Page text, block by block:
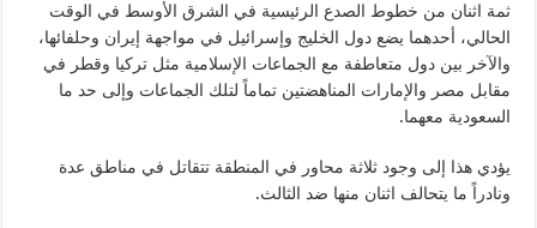
ثمة اثنان من خطوط الصدع الرئيسية في الشرق الأوسط في الوقت
الحالي، أحدهما يضع دول الخليج وإسرائيل في مواجهة إيران وحلفائها،
والآخر بين دول متعاطفة مع الجماعات الإسلامية مثل تركيا وقطر في
مقابل مصر والإمارات المناهضتين تماماً لتلك الجماعات وإلى حد ما
السعودية معهما.
يؤدي هذا إلى وجود ثلاثة محاور في المنطقة تتقاتل في مناطق عدة
ونادراً ما يتحالف اثنان منها ضد الثالث.